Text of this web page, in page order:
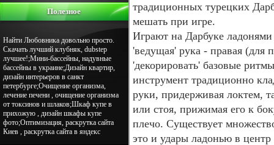
Полезное
Найти Любовника довольно просто.
Скачать лучший клубняк, dubstep
лучшее!;Мини-бассейны, надувные
бассейны в украине;Дизайн квартир,
дизайн интерьеров в санкт
петербурге;Очищение организма,
лечение печени , очищение организма
от токсинов и шлаков;Шкаф купе в
прихожую , дизайн шкафы купе
фото;Оптимизация, раскрутка сайта
Киев , раскрутка сайта в яндекс
традиционных турецких
мешать при игре.
Играют на Дарбуке
'ведущая' рука - правая (для
'декорировать' базовые
инструмент традиционно
руки, придерживая локтем,
или стоя, прижимая его к
плечо. Существует
это и удары ладонью в